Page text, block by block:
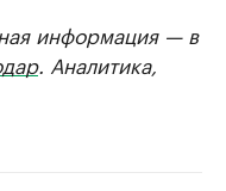
информация — в
. Аналитика,